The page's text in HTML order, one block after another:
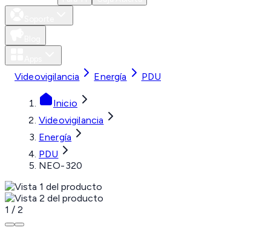
Videovigilancia Energía PDU
Inicio
Videovigilancia
Energía
PDU
NEO-320
1 / 2